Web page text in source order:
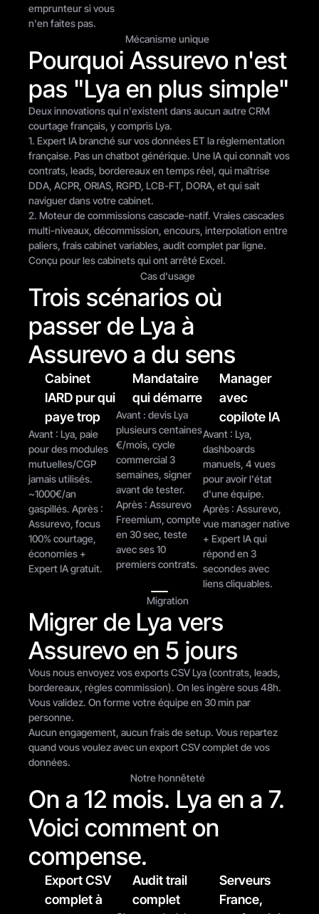
emprunteur si vous
n'en faites pas.
Mécanisme unique
Pourquoi Assurevo n'est
pas "Lya en plus simple"
Deux innovations qui n'existent dans aucun autre CRM
courtage français, y compris Lya.
1. Expert IA branché sur vos données ET la réglementation
française. Pas un chatbot générique. Une IA qui connaît vos
contrats, leads, bordereaux en temps réel, qui maîtrise
DDA, ACPR, ORIAS, RGPD, LCB-FT, DORA, et qui sait
naviguer dans votre cabinet.
2. Moteur de commissions cascade-natif. Vraies cascades
multi-niveaux, décommission, encours, interpolation entre
paliers, frais cabinet variables, audit complet par ligne.
Conçu pour les cabinets qui ont arrêté Excel.
Cas d'usage
Trois scénarios où
passer de Lya à
Assurevo a du sens
Cabinet
IARD pur qui
paye trop
Avant : Lya, paie
pour des modules
mutuelles/CGP
jamais utilisés.
~1000€/an
gaspillés. Après :
Assurevo, focus
100% courtage,
économies +
Expert IA gratuit.
Mandataire
qui démarre
Avant : devis Lya
plusieurs centaines
€/mois, cycle
commercial 3
semaines, signer
avant de tester.
Après : Assurevo
Freemium, compte
en 30 sec, teste
avec ses 10
premiers contrats.
Manager
avec
copilote IA
Avant : Lya,
dashboards
manuels, 4 vues
pour avoir l'état
d'une équipe.
Après : Assurevo,
vue manager native
+ Expert IA qui
répond en 3
secondes avec
liens cliquables.
Migration
Migrer de Lya vers
Assurevo en 5 jours
Vous nous envoyez vos exports CSV Lya (contrats, leads,
bordereaux, règles commission). On les ingère sous 48h.
Vous validez. On forme votre équipe en 30 min par
personne.
Aucun engagement, aucun frais de setup. Vous repartez
quand vous voulez avec un export CSV complet de vos
données.
Notre honnêteté
On a 12 mois. Lya en a 7.
Voici comment on
compense.
Export CSV
complet à
Audit trail
complet
Serveurs
France,